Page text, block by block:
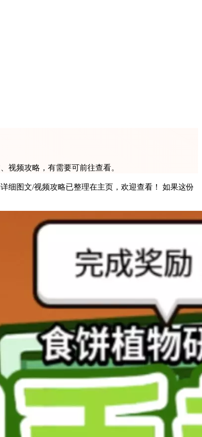
视频攻略，有需要可前往查看。
细图文/视频攻略已整理在主页，欢迎查看！ 如果这份